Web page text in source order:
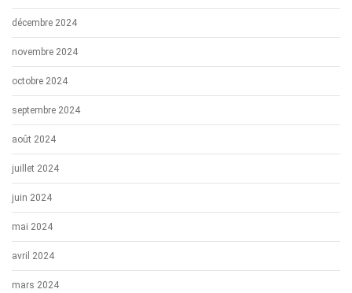
décembre 2024
novembre 2024
octobre 2024
septembre 2024
août 2024
juillet 2024
juin 2024
mai 2024
avril 2024
mars 2024